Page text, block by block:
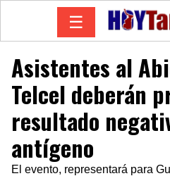
☰
Asistentes al
Telcel deberán
resultado
antígeno
El evento, representará para